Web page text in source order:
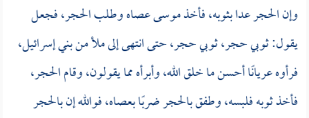
وإن الحجر عدا بثوبه، فأخذ موسى عصاه وطلب الحجر، فجعل
يقول: ثوبي حجر، ثوبي حجر، حتى انتهى إلى ملأ من بني إسرائيل،
فرأوه عريانًا أحسن ما خلق الله، وأبرأه مما يقولون، وقام الحجر،
فأخذ ثوبه فلبسه، وطفق بالحجر ضربًا بعصاه، فوالله إن بالحجر